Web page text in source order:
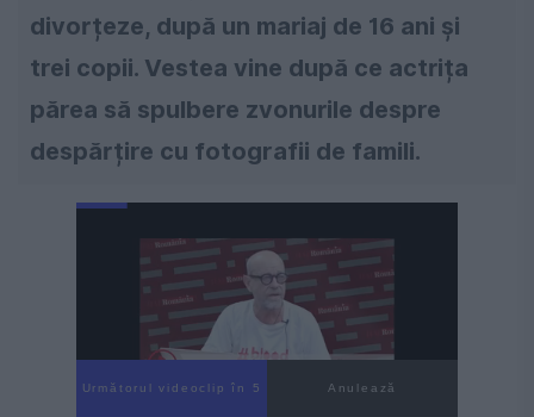
divorțeze, după un mariaj de 16 ani și
trei copii. Vestea vine după ce actrița
părea să spulbere zvonurile despre
despărțire cu fotografii de famili.
Următorul videoclip în 4 Anulează